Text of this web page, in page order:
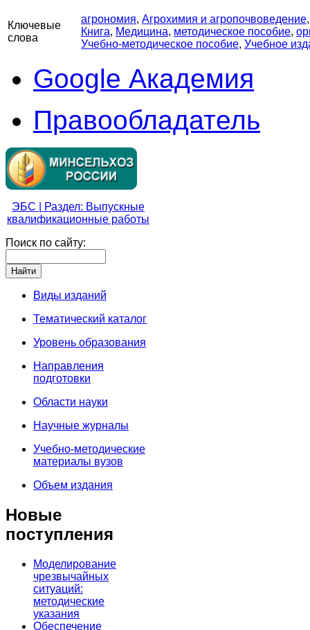
Ключевые
слова
агрономия, Агрохимия и агропочвоведение
Книга, Медицина, методическое пособие,
Учебно-методическое пособие, Учебное
Google Академия
Правообладатель
ЭБС | Раздел: Выпускные
квалификационные работы
Поиск по сайту:
Виды изданий
Тематический каталог
Уровень образования
Направления
подготовки
Области науки
Научные журналы
Учебно-методические
материалы вузов
Объем издания
Новые
поступления
Моделирование
чрезвычайных
ситуаций:
методические
указания
Обеспечение